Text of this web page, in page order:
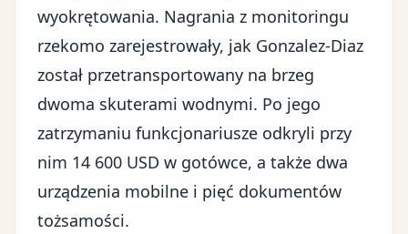
wyokrętowania. Nagrania z monitoringu
rzekomo zarejestrowały, jak Gonzalez-Diaz
został przetransportowany na brzeg
dwoma skuterami wodnymi. Po jego
zatrzymaniu funkcjonariusze odkryli przy
nim 14 600 USD w gotówce, a także dwa
urządzenia mobilne i pięć dokumentów
tożsamości.